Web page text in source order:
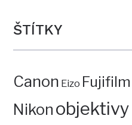
ŠTÍTKY
Canon Eizo Fujifilm
Nikon objektivy